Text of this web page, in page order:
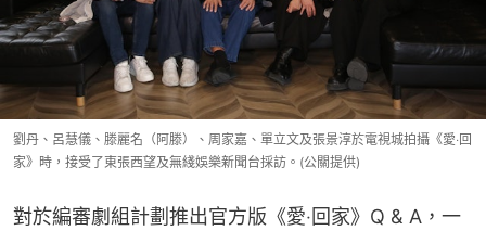
劉丹、呂慧儀、滕麗名（阿滕）、周家嘉、單立文及張景淳於電視城拍攝《愛‧回
家》時，接受了東張西望及無綫娛樂新聞台採訪。(公關提供)
對於編審劇組計劃推出官方版《愛‧回家》Q & A，一